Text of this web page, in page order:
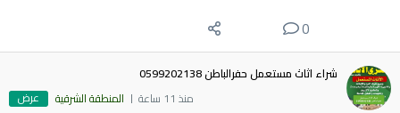
0
شراء اثاث مستعمل حفرالباطن 0599202138
منذ 11 ساعة
المنطقة الشرقية عرض